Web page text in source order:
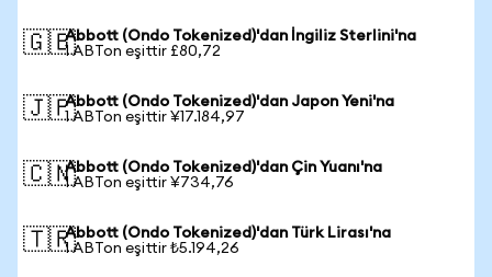
🇬🇧Abbott (Ondo Tokenized)'dan İngiliz Sterlini'na
1 ABTon eşittir £80,72
🇯🇵Abbott (Ondo Tokenized)'dan Japon Yeni'na
1 ABTon eşittir ¥17.184,97
🇨🇳Abbott (Ondo Tokenized)'dan Çin Yuanı'na
1 ABTon eşittir ¥734,76
🇹🇷Abbott (Ondo Tokenized)'dan Türk Lirası'na
1 ABTon eşittir ₺5.194,26